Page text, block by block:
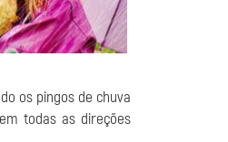
os pingos de chuva
todas as direções